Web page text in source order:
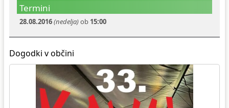
Termini
28.08.2016(nedelja)ob 15:00
Dogodki v občini